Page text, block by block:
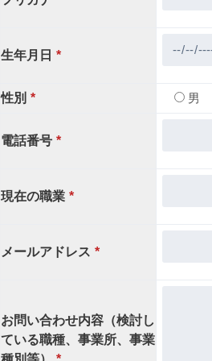
生年月日 *
性別 * 男
電話番号 *
現在の職業 *
メールアドレス *
お問い合わせ内容（検討し
ている職種、事業所、事業